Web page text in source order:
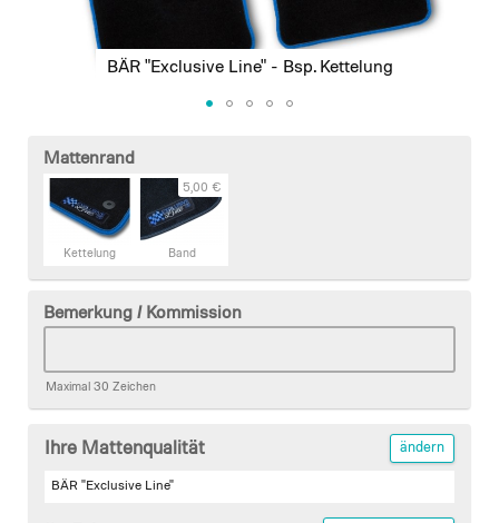
BÄR "Exclusive Line" - Bsp. Kettelung
the
beginning
images
gallery
Mattenrand
Kettelung Band
5,00 €
Bemerkung / Kommission
Maximal 30 Zeichen
Ihre Mattenqualität ändern
BÄR "Exclusive Line"